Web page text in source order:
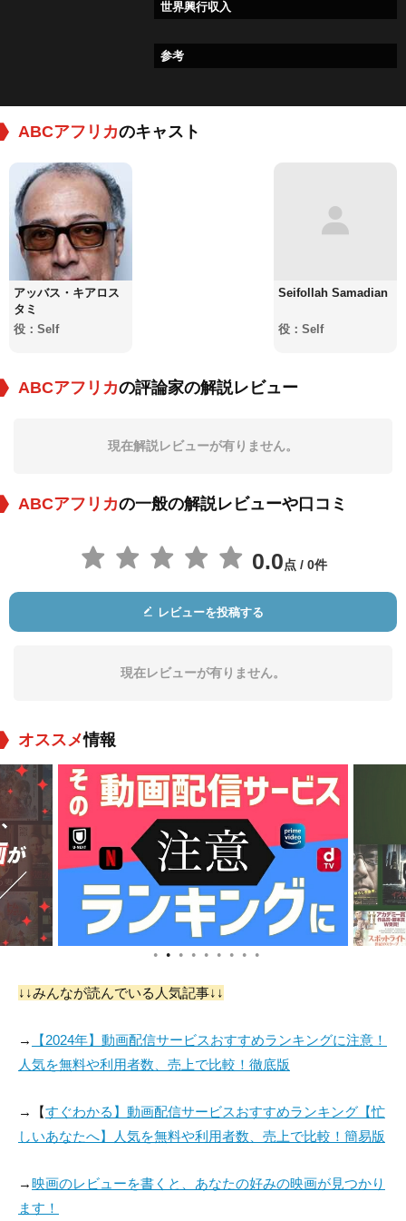
世界興行収入
参考
ABCアフリカのキャスト
アッバス・キアロス
タミ
役：Self
Seifollah Samadian
役：Self
ABCアフリカの評論家の解説レビュー
現在解説レビューが有りません。
ABCアフリカの一般の解説レビューや口コミ
0.0点 / 0件
レビューを投稿する
現在レビューが有りません。
オススメ情報
● ● ● ● ● ● ● ● ●
↓↓みんなが読んでいる人気記事↓↓
→
【2024年】動画配信サービスおすすめランキングに注意！
人気を無料や利用者数、売上で比較！徹底版
→【すぐわかる】動画配信サービスおすすめランキング【忙
しいあなたへ】人気を無料や利用者数、売上で比較！簡易版
→映画のレビューを書くと、あなたの好みの映画が見つかり
ます！